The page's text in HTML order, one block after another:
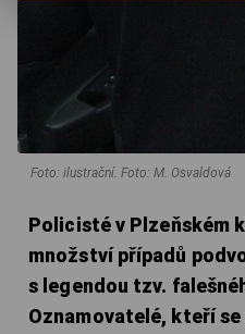
Foto: ilustrační. Foto: M. Osvaldová
Policisté v Plzeňském
množství případů
s legendou tzv.
Oznamovatelé, kteří